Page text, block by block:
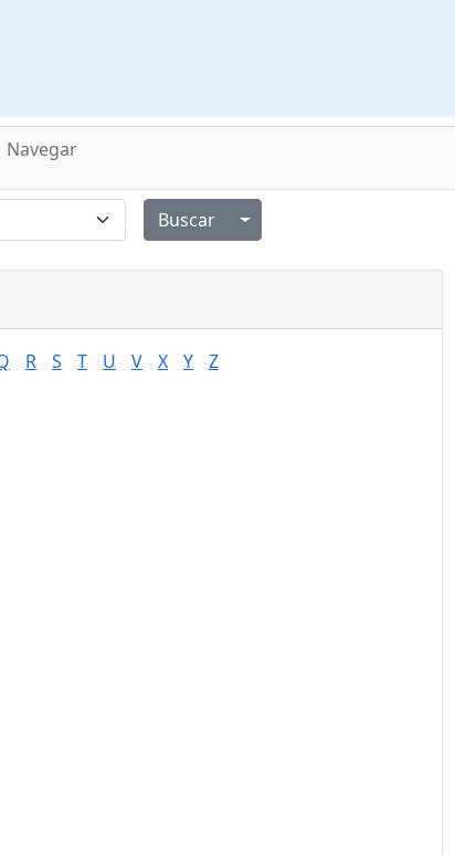
Navegar
Alternar menú desplegable
R S T U V X Y
Z